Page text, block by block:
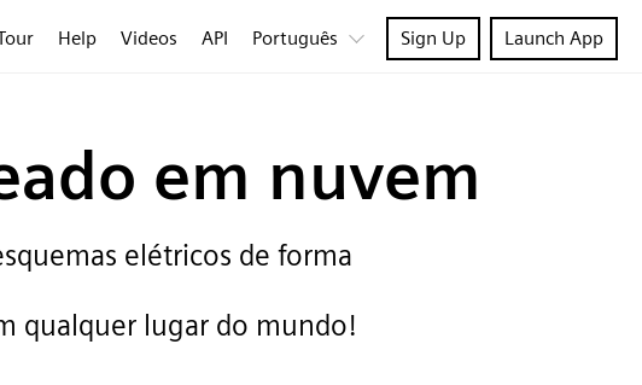
Help Videos API Português Sign Up Launch App
em nuvem
elétricos de forma
qualquer lugar do mundo!